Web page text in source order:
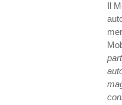
Il